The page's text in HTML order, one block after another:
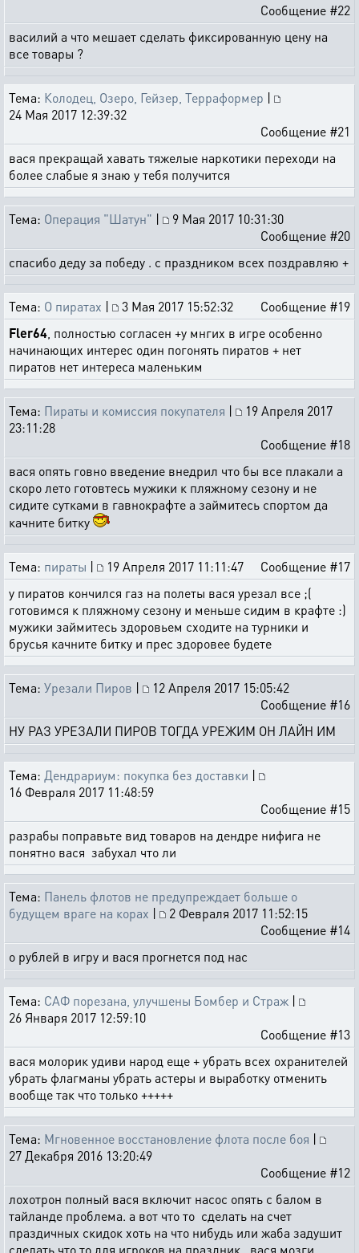
Сообщение #22
василий а что мешает сделать фиксированную цену на
все товары ?
Тема: Колодец, Озеро, Гейзер, Терраформер |
24 Мая 2017 12:39:32
Сообщение #21
вася прекращай хавать тяжелые наркотики переходи на
более слабые я знаю у тебя получится
Тема: Операция "Шатун" |
9 Мая 2017 10:31:30
Сообщение #20
спасибо деду за победу . с праздником всех поздравляю +
Тема: О пиратах | 3 Мая 2017 15:52:32
Сообщение #19
Fler64 , полностью согласен +у мнгих в игре особенно
начинающих интерес один погонять пиратов + нет
пиратов нет интереса маленьким
Тема: Пираты и комиссия покупателя |
19 Апреля 2017
23:11:28
Сообщение #18
вася опять говно введение внедрил что бы все плакали а
скоро лето готовтесь мужики к пляжному сезону и не
сидите сутками в гавнокрафте а займитесь спортом да
качните битку
Тема: пираты | 19 Апреля 2017 11:11:47
Сообщение #17
у пиратов кончился газ на полеты вася урезал все ;(
готовимся к пляжному сезону и меньше сидим в крафте :)
мужики займитесь здоровьем сходите на турники и
брусья качните битку и прес здоровее будете
Тема: Урезали Пиров |
12 Апреля 2017 15:05:42
Сообщение #16
НУ РАЗ УРЕЗАЛИ ПИРОВ ТОГДА УРЕЖИМ ОН ЛАЙН ИМ
Тема: Дендрариум: покупка без доставки |
16 Февраля 2017 11:48:59
Сообщение #15
разрабы поправьте вид товаров на дендре нифига не
понятно вася забухал что ли
Тема: Панель флотов не предупреждает больше о
будущем враге на корах |
2 Февраля 2017 11:52:15
Сообщение #14
о рублей в игру и вася прогнется под нас
Тема: САФ порезана, улучшены Бомбер и Страж |
26 Января 2017 12:59:10
Сообщение #13
вася молорик удиви народ еще + убрать всех охранителей
убрать флагманы убрать астеры и выработку отменить
вообще так что только +++++
Тема: Мгновенное восстановление флота после боя |
27 Декабря 2016 13:20:49
Сообщение #12
лохотрон полный вася включит насос опять с балом в
тайланде проблема. а вот что то сделать на счет
праздичных скидок хоть на что нибудь или жаба задушит
сделать что то для игроков на праздник. вася мозги